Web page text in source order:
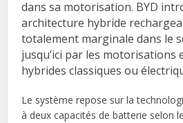
dans sa motorisation. BYD
architecture hybride
totalement marginale dans le
jusqu’ici par les motorisations
hybrides classiques ou
Le système repose sur la
à deux capacités de batterie selon